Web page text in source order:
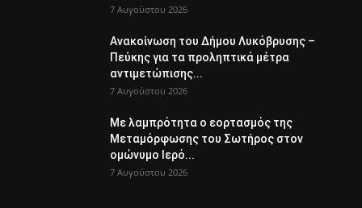
7 Αυγούστου 2026
Ανακοίνωση του Δήμου Λυκόβρυσης –
Πεύκης για τα προληπτικά μέτρα
αντιμετώπισης...
7 Αυγούστου 2026
Με λαμπρότητα ο εορτασμός της
Μεταμόρφωσης του Σωτήρος στον
ομώνυμο Ιερό...
7 Αυγούστου 2026